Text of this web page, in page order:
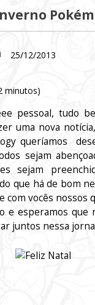
25/12/2013
minutos)
pessoal, tudo
uma nova
queríamos
sejam
sejam
que há de bom
com vocês nossos
e esperamos que
juntos nessa